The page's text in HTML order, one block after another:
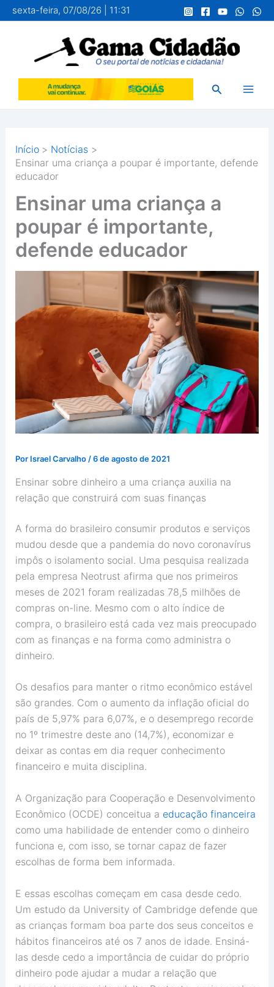
para
conteúdo
sexta-feira, 07/08/26 | 11:31
Pesquisar
Início
Notícias
Ensinar uma criança a poupar é importante, defende
educador
Ensinar uma criança a
poupar é importante,
defende educador
Por Israel Carvalho /6 de agosto de 2021
Ensinar sobre dinheiro a uma criança auxilia na
relação que construirá com suas finanças
A forma do brasileiro consumir produtos e serviços
mudou desde que a pandemia do novo coronavírus
impôs o isolamento social. Uma pesquisa realizada
pela empresa Neotrust afirma que nos primeiros
meses de 2021 foram realizadas 78,5 milhões de
compras on-line. Mesmo com o alto índice de
compra, o brasileiro está cada vez mais preocupado
com as finanças e na forma como administra o
dinheiro.
Os desafios para manter o ritmo econômico estável
são grandes. Com o aumento da inflação oficial do
país de 5,97% para 6,07%, e o desemprego recorde
no 1º trimestre deste ano (14,7%), economizar e
deixar as contas em dia requer conhecimento
financeiro e muita disciplina.
A Organização para Cooperação e Desenvolvimento
Econômico (OCDE) conceitua a educação financeira
como uma habilidade de entender como o dinheiro
funciona e, com isso, se tornar capaz de fazer
escolhas de forma bem informada.
E essas escolhas começam em casa desde cedo.
Um estudo da University of Cambridge defende que
as crianças formam boa parte dos seus conceitos e
hábitos financeiros até os 7 anos de idade. Ensiná-
las desde cedo a importância de cuidar do próprio
dinheiro pode ajudar a mudar a relação que